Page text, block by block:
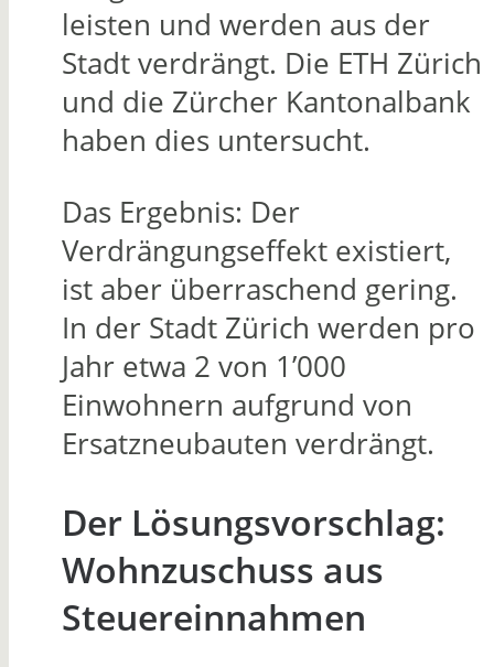
leisten und werden aus der
Stadt verdrängt. Die ETH Zürich
und die Zürcher Kantonalbank
haben dies untersucht.
Das Ergebnis: Der
Verdrängungseffekt existiert,
ist aber überraschend gering.
In der Stadt Zürich werden pro
Jahr etwa 2 von 1’000
Einwohnern aufgrund von
Ersatzneubauten verdrängt.
Der Lösungsvorschlag:
Wohnzuschuss aus
Steuereinnahmen